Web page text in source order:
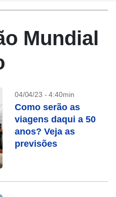
Mundial
04/04/23 - 4:40min
Como serão as
viagens daqui a 50
anos? Veja as
previsões